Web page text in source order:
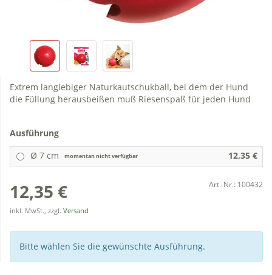
Extrem langlebiger Naturkautschukball, bei dem der Hund
die Füllung herausbeißen muß Riesenspaß für jeden Hund
Ausführung
Ø 7 cm
12,35 €
momentan nicht verfügbar
12,35 €
inkl. MwSt., zzgl. Versand
Art.-Nr.: 100432
Bitte wählen Sie die gewünschte Ausführung.